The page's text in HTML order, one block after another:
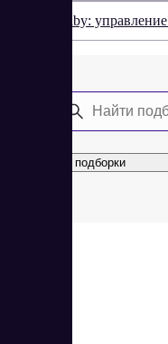
Saby:
Все подборки